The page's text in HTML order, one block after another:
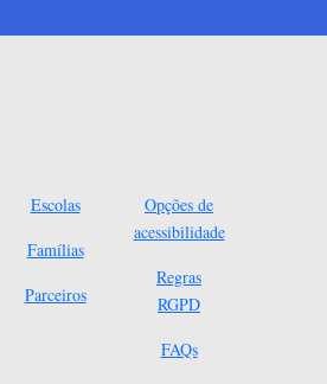
Escolas
Famílias
Parceiros
Opções de
acessibilidade
Regras
RGPD
FAQs